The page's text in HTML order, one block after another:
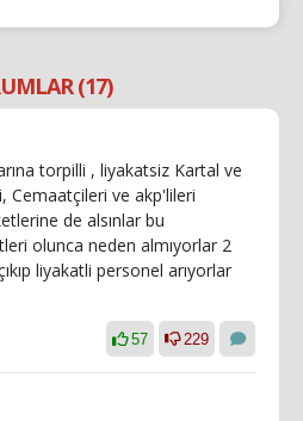
(17)
torpilli , liyakatsiz Kartal ve
Cemaatçileri ve akp'lileri
de alsınlar bu
olunca neden almıyorlar 2
liyakatli personel arıyorlar
57 229